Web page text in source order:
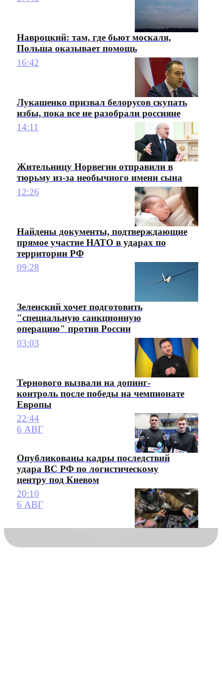
Навроцкий: там, где бьют москаля,
Польша оказывает помощь
16:42
Лукашенко призвал белорусов скупать
избы, пока все не разобрали россияне
14:11
Жительницу Норвегии отправили в
тюрьму из-за необычного имени сына
12:26
Найдены документы, подтверждающие
прямое участие НАТО в ударах по
территории РФ
09:28
Зеленский хочет подготовить
"специальную санкционную
операцию" против России
03:03
Тернового вызвали на допинг-
контроль после победы на чемпионате
Европы
22:44
6 АВГ
Опубликованы кадры последствий
удара ВС РФ по логистическому
центру под Киевом
20:10
6 АВГ